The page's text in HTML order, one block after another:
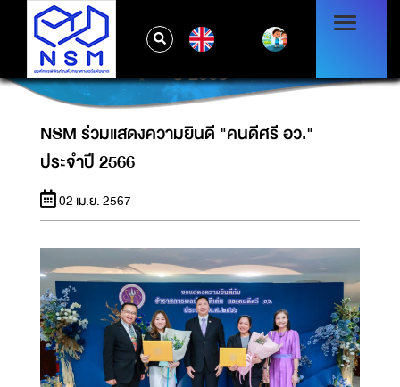
NSM ร่วมแสดงความยินดี "คนดีศรี อว." ประจำ
ปี 2566
NSM ร่วมแสดงความยินดี "คนดีศรี อว."
ประจำปี 2566
02 เม.ย. 2567